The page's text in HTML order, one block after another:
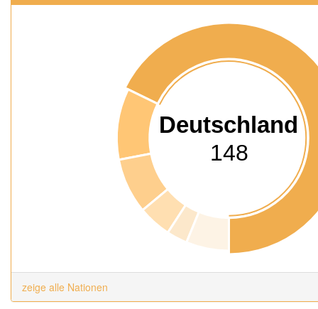
Deutschland
148
zeige alle Nationen